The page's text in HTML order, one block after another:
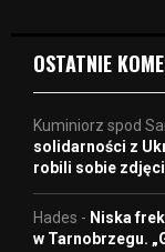
OSTATNIE
Kuminiorz spod
solidarności z
robili sobie
Hades - Niska
w Tarnobrzegu.